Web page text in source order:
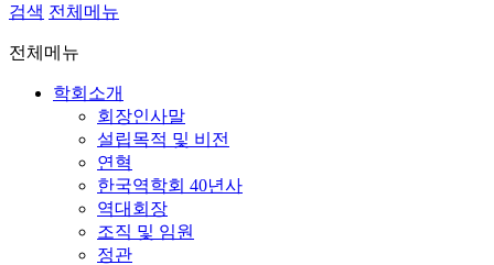
검색 전체메뉴
전체메뉴
학회소개
회장인사말
설립목적 및 비전
연혁
한국역학회 40년사
역대회장
조직 및 임원
정관